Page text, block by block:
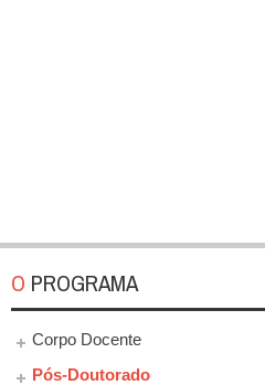
O PROGRAMA
Corpo Docente
Pós-Doutorado